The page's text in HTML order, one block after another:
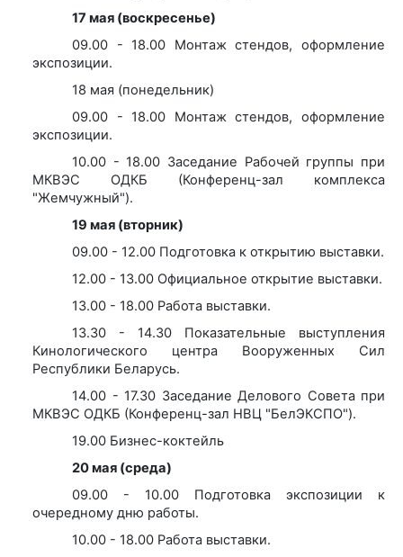
17 мая (воскресенье)
09.00 - 18.00 Монтаж стендов, оформление
экспозиции.
18 мая (понедельник)
09.00 - 18.00 Монтаж стендов, оформление
экспозиции.
10.00 - 18.00 Заседание Рабочей группы при
МКВЭС ОДКБ (Конференц-зал комплекса
"Жемчужный").
19 мая (вторник)
09.00 - 12.00 Подготовка к открытию выставки.
12.00 - 13.00 Официальное открытие выставки.
13.00 - 18.00 Работа выставки.
13.30 - 14.30 Показательные выступления
Кинологического центра Вооруженных Сил
Республики Беларусь.
14.00 - 17.30 Заседание Делового Совета при
МКВЭС ОДКБ (Конференц-зал НВЦ "БелЭКСПО").
19.00 Бизнес-коктейль
20 мая (среда)
09.00 - 10.00 Подготовка экспозиции к
очередному дню работы.
10.00 - 18.00 Работа выставки.